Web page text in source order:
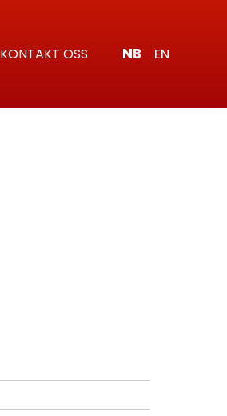
KONTAKT OSS NB EN